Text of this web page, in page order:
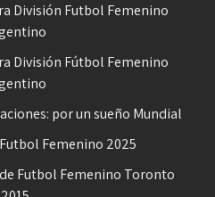
División Futbol Femenino
División Fútbol Femenino
por un sueño Mundial
Femenino 2025
Futbol Femenino Toronto